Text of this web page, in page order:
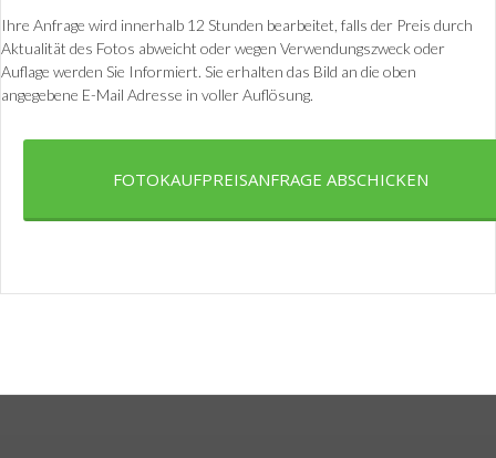
Ihre Anfrage wird innerhalb 12 Stunden bearbeitet, falls der Preis durch
Aktualität des Fotos abweicht oder wegen Verwendungszweck oder
Auflage werden Sie Informiert. Sie erhalten das Bild an die oben
angegebene E-Mail Adresse in voller Auflösung.
FOTOKAUFPREISANFRAGE ABSCHICKEN